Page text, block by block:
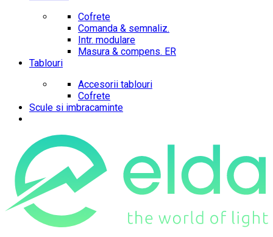
Cofrete
Comanda & semnaliz.
Intr. modulare
Masura & compens. ER
Tablouri
Accesorii tablouri
Cofrete
Scule si imbracaminte